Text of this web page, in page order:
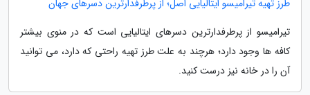
طرز تهیه تیرامیسو ایتالیایی اصل؛ از پرطرفدارترین دسرهای جهان
تیرامیسو از پرطرفدارترین دسرهای ایتالیایی است که در منوی بیشتر
کافه ها وجود دارد؛ هرچند به علت طرز تهیه راحتی که دارد، می توانید
آن را در خانه نیز درست کنید.